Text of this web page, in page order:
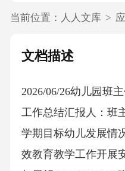
当前位置： 人人文库 >
文档描述
2026/06/26幼儿园班
工作总结汇报人：班
学期目标幼儿发展情
效教育教学工作开展